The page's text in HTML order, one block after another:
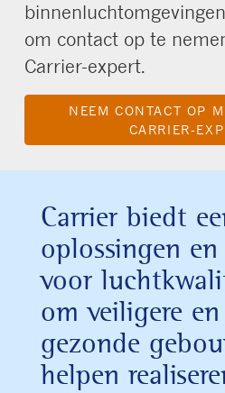
om contact op te
Carrier-expert.
NEEM CONTACT OP
CARRIER-
Carrier biedt
oplossingen
voor
om veiligere
gezonde
helpen